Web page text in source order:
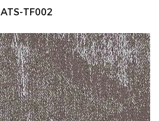
ATS-TF002